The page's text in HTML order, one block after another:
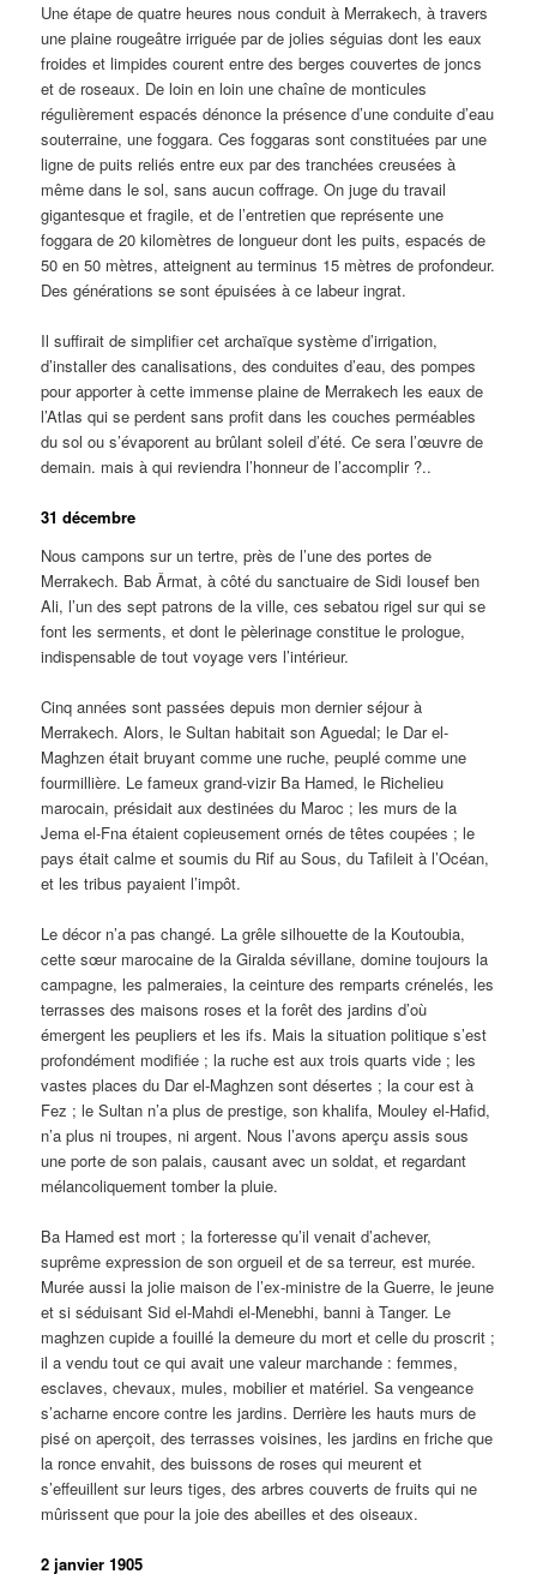
Une étape de quatre heures nous conduit à Merrakech, à travers
une plaine rougeâtre irriguée par de jolies séguias dont les eaux
froides et limpides courent entre des berges couvertes de joncs
et de roseaux. De loin en loin une chaîne de monticules
régulièrement espacés dénonce la présence d’une conduite d’eau
souterraine, une foggara. Ces foggaras sont constituées par une
ligne de puits reliés entre eux par des tranchées creusées à
même dans le sol, sans aucun coffrage. On juge du travail
gigantesque et fragile, et de l’entretien que représente une
foggara de 20 kilomètres de longueur dont les puits, espacés de
50 en 50 mètres, atteignent au terminus 15 mètres de profondeur.
Des générations se sont épuisées à ce labeur ingrat.
Il suffirait de simplifier cet archaïque système d’irrigation,
d’installer des canalisations, des conduites d’eau, des pompes
pour apporter à cette immense plaine de Merrakech les eaux de
l’Atlas qui se perdent sans profit dans les couches perméables
du sol ou s’évaporent au brûlant soleil d’été. Ce sera l’œuvre de
demain. mais à qui reviendra l’honneur de l’accomplir ?..
31 décembre
Nous campons sur un tertre, près de l’une des portes de
Merrakech. Bab Ârmat, à côté du sanctuaire de Sidi Iousef ben
Ali, l’un des sept patrons de la ville, ces sebatou rigel sur qui se
font les serments, et dont le pèlerinage constitue le prologue,
indispensable de tout voyage vers l’intérieur.
Cinq années sont passées depuis mon dernier séjour à
Merrakech. Alors, le Sultan habitait son Aguedal; le Dar el-
Maghzen était bruyant comme une ruche, peuplé comme une
fourmillière. Le fameux grand-vizir Ba Hamed, le Richelieu
marocain, présidait aux destinées du Maroc ; les murs de la
Jema el-Fna étaient copieusement ornés de têtes coupées ; le
pays était calme et soumis du Rif au Sous, du Tafileit à l’Océan,
et les tribus payaient l’impôt.
Le décor n’a pas changé. La grêle silhouette de la Koutoubia,
cette sœur marocaine de la Giralda sévillane, domine toujours la
campagne, les palmeraies, la ceinture des remparts crénelés, les
terrasses des maisons roses et la forêt des jardins d’où
émergent les peupliers et les ifs. Mais la situation politique s’est
profondément modifiée ; la ruche est aux trois quarts vide ; les
vastes places du Dar el-Maghzen sont désertes ; la cour est à
Fez ; le Sultan n’a plus de prestige, son khalifa, Mouley el-Hafid,
n’a plus ni troupes, ni argent. Nous l’avons aperçu assis sous
une porte de son palais, causant avec un soldat, et regardant
mélancoliquement tomber la pluie.
Ba Hamed est mort ; la forteresse qu’il venait d’achever,
suprême expression de son orgueil et de sa terreur, est murée.
Murée aussi la jolie maison de l’ex-ministre de la Guerre, le jeune
et si séduisant Sid el-Mahdi el-Menebhi, banni à Tanger. Le
maghzen cupide a fouillé la demeure du mort et celle du proscrit ;
il a vendu tout ce qui avait une valeur marchande : femmes,
esclaves, chevaux, mules, mobilier et matériel. Sa vengeance
s’acharne encore contre les jardins. Derrière les hauts murs de
pisé on aperçoit, des terrasses voisines, les jardins en friche que
la ronce envahit, des buissons de roses qui meurent et
s’effeuillent sur leurs tiges, des arbres couverts de fruits qui ne
mûrissent que pour la joie des abeilles et des oiseaux.
2 janvier 1905